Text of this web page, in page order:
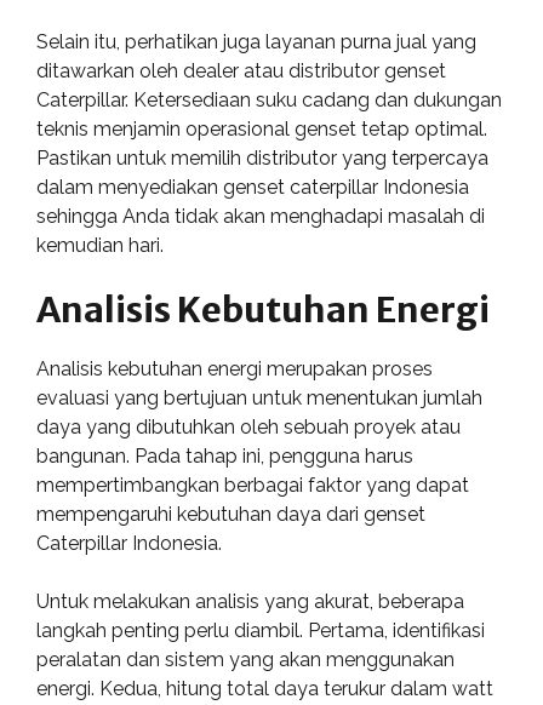
Selain itu, perhatikan juga layanan purna jual yang
ditawarkan oleh dealer atau distributor genset
Caterpillar. Ketersediaan suku cadang dan dukungan
teknis menjamin operasional genset tetap optimal.
Pastikan untuk memilih distributor yang terpercaya
dalam menyediakan genset caterpillar Indonesia
sehingga Anda tidak akan menghadapi masalah di
kemudian hari.
Analisis Kebutuhan Energi
Analisis kebutuhan energi merupakan proses
evaluasi yang bertujuan untuk menentukan jumlah
daya yang dibutuhkan oleh sebuah proyek atau
bangunan. Pada tahap ini, pengguna harus
mempertimbangkan berbagai faktor yang dapat
mempengaruhi kebutuhan daya dari genset
Caterpillar Indonesia.
Untuk melakukan analisis yang akurat, beberapa
langkah penting perlu diambil. Pertama, identifikasi
peralatan dan sistem yang akan menggunakan
energi. Kedua, hitung total daya terukur dalam watt